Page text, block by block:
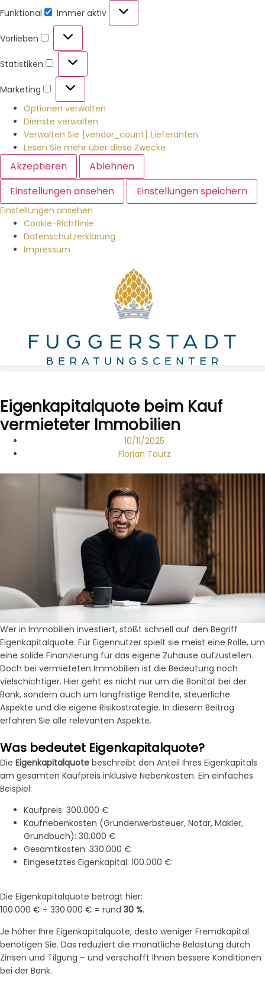
Funktional
Immer aktiv
Vorlieben
Statistiken
Marketing
Optionen verwalten
Dienste verwalten
Verwalten Sie {vendor_count} Lieferanten
Lesen Sie mehr über diese Zwecke
Akzeptieren
Ablehnen
Einstellungen ansehen
Einstellungen speichern
Einstellungen ansehen
Cookie-Richtlinie
Datenschutzerklärung
Impressum
Eigenkapitalquote beim Kauf
vermieteter Immobilien
10/11/2025
Florian Tautz
Wer in Immobilien investiert, stößt schnell auf den Begriff
Eigenkapitalquote. Für Eigennutzer spielt sie meist eine Rolle, um
eine solide Finanzierung für das eigene Zuhause aufzustellen.
Doch bei vermieteten Immobilien ist die Bedeutung noch
vielschichtiger. Hier geht es nicht nur um die Bonität bei der
Bank, sondern auch um langfristige Rendite, steuerliche
Aspekte und die eigene Risikostrategie. In diesem Beitrag
erfahren Sie alle relevanten Aspekte.
Was bedeutet Eigenkapitalquote?
Die Eigenkapitalquote beschreibt den Anteil Ihres Eigenkapitals
am gesamten Kaufpreis inklusive Nebenkosten. Ein einfaches
Beispiel:
Kaufpreis: 300.000 €
Kaufnebenkosten (Grunderwerbsteuer, Notar, Makler,
Grundbuch): 30.000 €
Gesamtkosten: 330.000 €
Eingesetztes Eigenkapital: 100.000 €
Die Eigenkapitalquote beträgt hier:
100.000 € ÷ 330.000 € = rund 30 %.
Je höher Ihre Eigenkapitalquote, desto weniger Fremdkapital
benötigen Sie. Das reduziert die monatliche Belastung durch
Zinsen und Tilgung – und verschafft Ihnen bessere Konditionen
bei der Bank.